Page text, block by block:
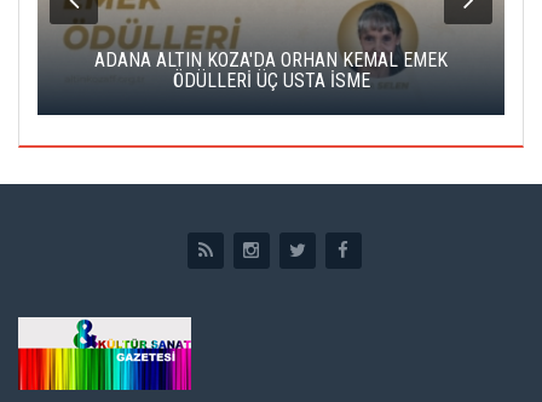
ADANA ALTIN KOZA'DA ORHAN KEMAL EMEK
ÖDÜLLERİ ÜÇ USTA İSME